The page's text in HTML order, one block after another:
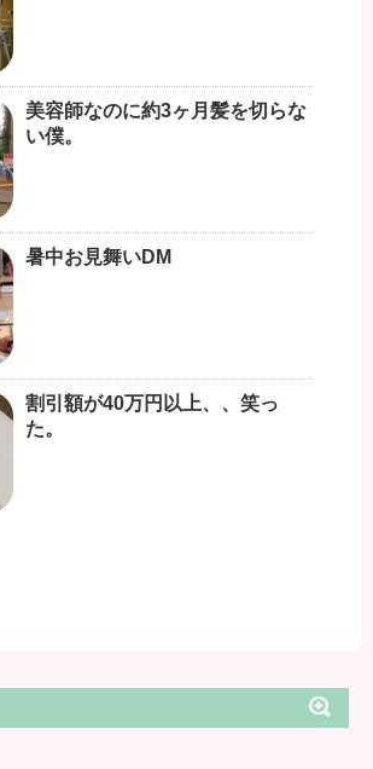
美容師なのに約3ヶ月髪を切らな
い僕。
暑中お見舞いDM
割引額が40万円以上、、笑っ
た。